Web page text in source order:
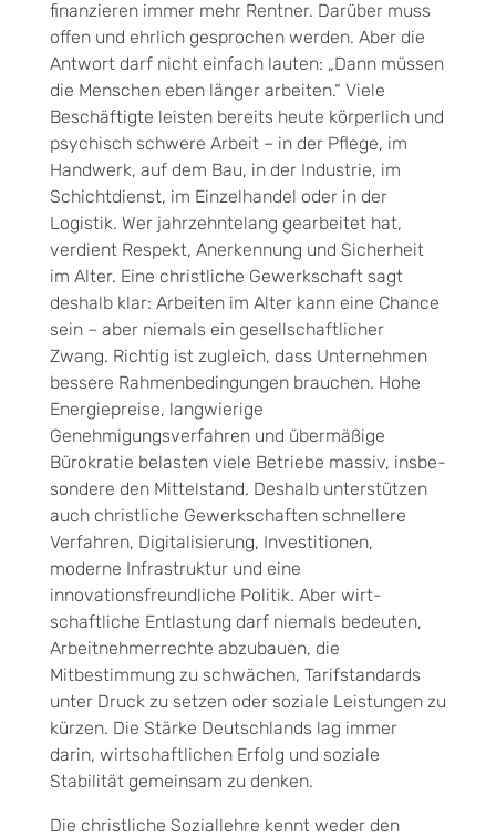
finanzieren immer mehr Rentner. Darüber muss
offen und ehrlich gesprochen werden. Aber die
Antwort darf nicht einfach lauten: „Dann müssen
die Menschen eben länger arbeiten.“ Viele
Beschäf­tigte leisten bereits heute körperlich und
psychisch schwere Arbeit – in der Pflege, im
Handwerk, auf dem Bau, in der Industrie, im
Schichtdienst, im Einzelhandel oder in der
Logistik. Wer jahrzehntelang gearbeitet hat,
verdient Respekt, Anerkennung und Sicherheit
im Alter. Eine christliche Gewerkschaft sagt
deshalb klar: Arbeiten im Alter kann eine Chance
sein – aber niemals ein gesellschaftlicher
Zwang. Richtig ist zugleich, dass Unternehmen
bessere Rahmenbedingungen brauchen. Hohe
Energiepreise, langwierige
Genehmigungsverfahren und übermäßige
Bürokratie belasten viele Betriebe massiv, insbe­
sondere den Mittelstand. Deshalb unterstützen
auch christliche Gewerkschaften schnellere
Verfahren, Digitalisierung, Investitionen,
moderne Infrastruktur und eine
innovationsfreundliche Politik. Aber wirt­
schaftliche Entlastung darf niemals bedeuten,
Arbeitnehmerrechte abzubauen, die
Mitbestimmung zu schwächen, Tarifstandards
unter Druck zu setzen oder soziale Leistungen zu
kürzen. Die Stärke Deutsch­lands lag immer
darin, wirtschaftlichen Erfolg und soziale
Stabilität gemeinsam zu denken.
Die christliche Soziallehre kennt weder den